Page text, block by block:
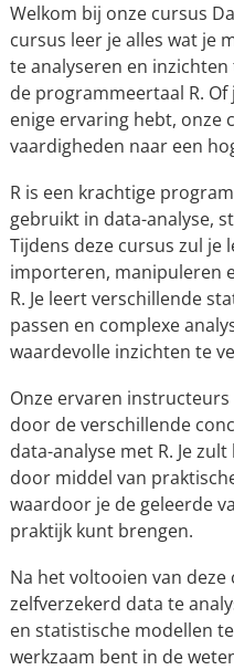
Welkom bij onze cursus
cursus leer je alles wat je
te analyseren en
de programmeertaal R.
enige ervaring hebt, onze
vaardigheden naar een
R is een krachtige
gebruikt in data-analyse,
Tijdens deze cursus zul je
importeren, manipuleren
R. Je leert verschillende
passen en complexe
waardevolle inzichten te
Onze ervaren
door de verschillende
data-analyse met R. Je
door middel van
waardoor je de geleerde
praktijk kunt brengen.
Na het voltooien van
zelfverzekerd data te
en statistische modellen
werkzaam bent in de